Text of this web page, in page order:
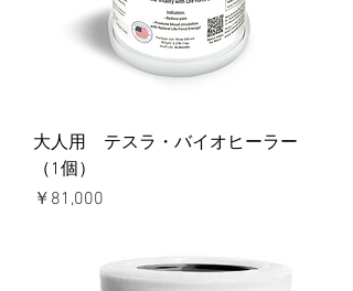
大人用 テスラ・バイオヒーラー
（1個）
価格
￥81,000